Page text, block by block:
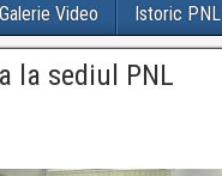
Galerie Video Istoric PNL
la sediul PNL